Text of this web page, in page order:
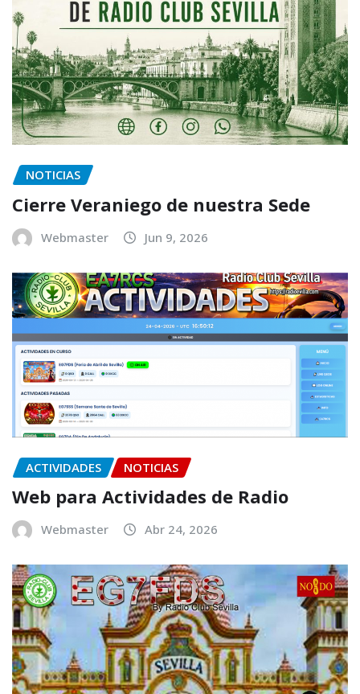
NOTICIAS
Cierre Veraniego de nuestra Sede
Webmaster Jun 9, 2026
ACTIVIDADES NOTICIAS
Web para Actividades de Radio
Webmaster Abr 24, 2026